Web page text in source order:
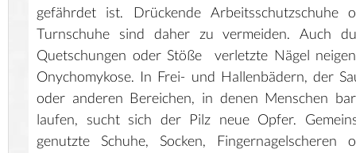
gefährdet ist. Drückende Arbeitsschutzschuhe
Turnschuhe sind daher zu vermeiden. Auch
Quetschungen oder Stöße verletzte Nägel
Onychomykose. In Frei- und Hallenbädern, der
oder anderen Bereichen, in denen Menschen
laufen, sucht sich der Pilz neue Opfer.
genutzte Schuhe, Socken, Fingernagelscheren